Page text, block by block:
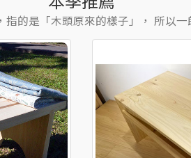
的是「木頭原來的樣子」， 所以